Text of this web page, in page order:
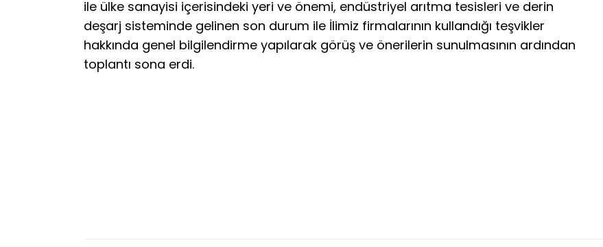
ile ülke sanayisi içerisindeki yeri ve önemi, endüstriyel arıtma tesisleri ve derin
deşarj sisteminde gelinen son durum ile İlimiz firmalarının kullandığı teşvikler
hakkında genel bilgilendirme yapılarak görüş ve önerilerin sunulmasının ardından
toplantı sona erdi.​